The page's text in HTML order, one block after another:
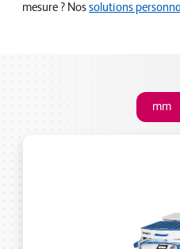
mesure ? Nos solutions
mm